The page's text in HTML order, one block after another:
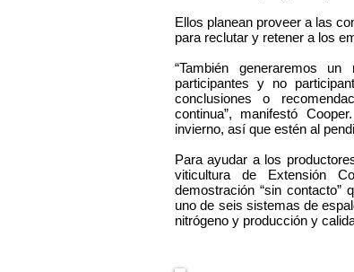
Ellos planean proveer a las
para reclutar y retener a los
“También generaremos
participantes y no
conclusiones o
continua”, manifestó
invierno, así que estén al
Para ayudar a los
viticultura de Extensión
demostración “sin contacto”
uno de seis sistemas de
nitrógeno y producción y